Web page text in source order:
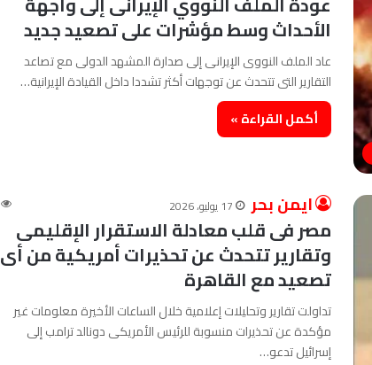
الأحداث وسط مؤشرات على تصعيد جديد
عاد الملف النووى الإيرانى إلى صدارة المشهد الدولى مع تصاعد
التقارير التى تتحدث عن توجهات أكثر تشددا داخل القيادة الإيرانية…
أكمل القراءة »
ايمن بحر 17 يوليو، 2026
مصر فى قلب معادلة الاستقرار الإقليمى
وتقارير تتحدث عن تحذيرات أمريكية من أى
تصعيد مع القاهرة
تداولت تقارير وتحليلات إعلامية خلال الساعات الأخيرة معلومات غير
مؤكدة عن تحذيرات منسوبة للرئيس الأمريكى دونالد ترامب إلى
إسرائيل تدعو…